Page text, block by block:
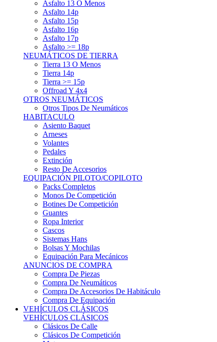
Asfalto 13 O Menos
Asfalto 14p
Asfalto 15p
Asfalto 16p
Asfalto 17p
Asfalto >= 18p
NEUMÁTICOS DE TIERRA
Tierra 13 O Menos
Tierra 14p
Tierra >= 15p
Offroad Y 4x4
OTROS NEUMÁTICOS
Otros Tipos De Neumáticos
HABITACULO
Asiento Baquet
Arneses
Volantes
Pedales
Extinción
Resto De Accesorios
EQUIPACIÓN PILOTO/COPILOTO
Packs Completos
Monos De Competición
Botines De Competición
Guantes
Ropa Interior
Cascos
Sistemas Hans
Bolsas Y Mochilas
Equipación Para Mecánicos
ANUNCIOS DE COMPRA
Compra De Piezas
Compra De Neumáticos
Compra De Accesorios De Habitáculo
Compra De Equipación
VEHÍCULOS CLÁSICOS
VEHÍCULOS CLÁSICOS
Clásicos De Calle
Clásicos De Competición